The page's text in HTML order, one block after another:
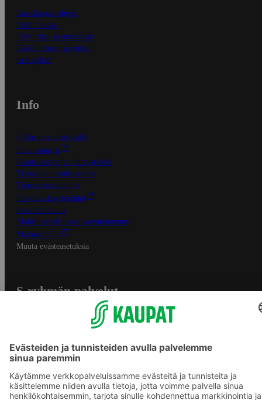
Ensitilaajan ohjeet
Näin maksat
Näin tilaat ja muokkaat
Kaikki ohjeet ja vinkit
In English
Info
S-Business yrityksille
Oiva-raportit
Osuuskauppojen yhteystiedot
Tilaus- ja toimitusehdot
Tietosuojakäytäntö
Palvelun käyttöehdot
Saavutettavuus
Mobiilisovelluksen saavutettavuus
Mainostajalle
Muuta evästeasetuksia
S-ryhmän palvelut
Yhteishyvä Ruoka -sovellus
S-ostoslista -sovellus
Prisma.fi
Sokos.fi